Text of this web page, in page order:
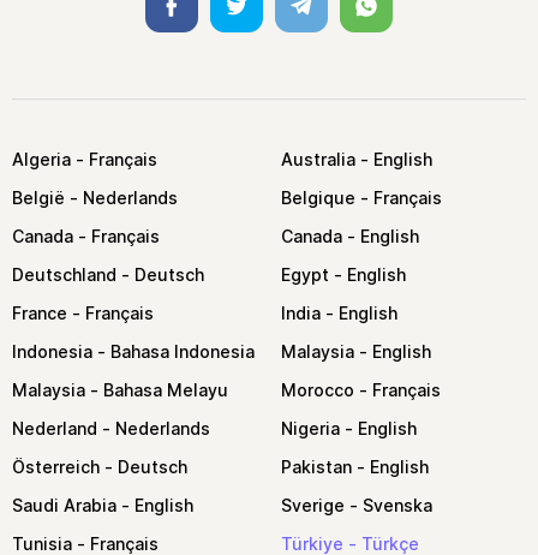
FacebookTwitter TelegramWhatsapp
Algeria
Australia
België
Belgique
Canada
Canada
Deutschland
Egypt
France
India
Indonesia
Malaysia
Malaysia
Morocco
Nederland
Nigeria
Österreich
Pakistan
Saudi Arabia
Sverige
Tunisia
Türkiye